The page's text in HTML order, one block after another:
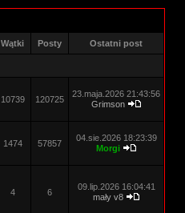
Wątki Posty Ostatni post
10739 120725
23.maja.2026 21:43:56
Grimson
1474 57857
04.sie.2026 18:23:39
Morgi
4 6
09.lip.2026 16:04:41
mały v8